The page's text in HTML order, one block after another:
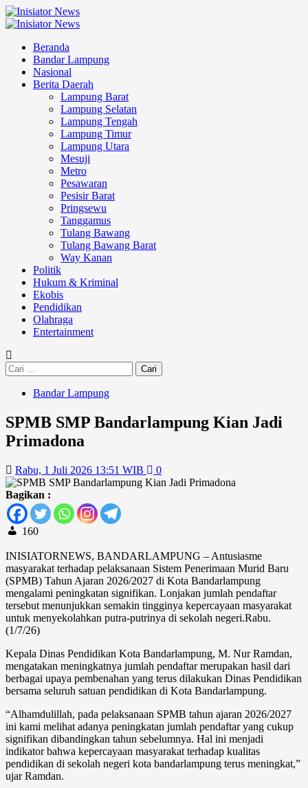
Skip
to
Primary
Beranda
Bandar Lampung
Nasional
Berita Daerah
Lampung Barat
Lampung Selatan
Lampung Tengah
Lampung Timur
Lampung Utara
Mesuji
Metro
Pesawaran
Pesisir Barat
Pringsewu
Tanggamus
Tulang Bawang
Tulang Bawang Barat
Way Kanan
Politik
Hukum & Kriminal
Ekobis
Pendidikan
Olahraga
Entertainment
Cari
untuk:
Bandar Lampung
SPMB SMP Bandarlampung Kian Jadi
Primadona
Rabu, 1 Juli 2026 13:51 WIB 0
Bagikan :
160
INISIATORNEWS, BANDARLAMPUNG – Antusiasme
masyarakat terhadap pelaksanaan Sistem Penerimaan Murid Baru
(SPMB) Tahun Ajaran 2026/2027 di Kota Bandarlampung
mengalami peningkatan signifikan. Lonjakan jumlah pendaftar
tersebut menunjukkan semakin tingginya kepercayaan masyarakat
untuk menyekolahkan putra-putrinya di sekolah negeri.Rabu.
(1/7/26)
Kepala Dinas Pendidikan Kota Bandarlampung, M. Nur Ramdan,
mengatakan meningkatnya jumlah pendaftar merupakan hasil dari
berbagai upaya pembenahan yang terus dilakukan Dinas Pendidikan
bersama seluruh satuan pendidikan di Kota Bandarlampung.
“Alhamdulillah, pada pelaksanaan SPMB tahun ajaran 2026/2027
ini kami melihat adanya peningkatan jumlah pendaftar yang cukup
signifikan dibandingkan tahun sebelumnya. Hal ini menjadi
indikator bahwa kepercayaan masyarakat terhadap kualitas
pendidikan di sekolah negeri kota bandarlampung terus meningkat,”
ujar Ramdan.